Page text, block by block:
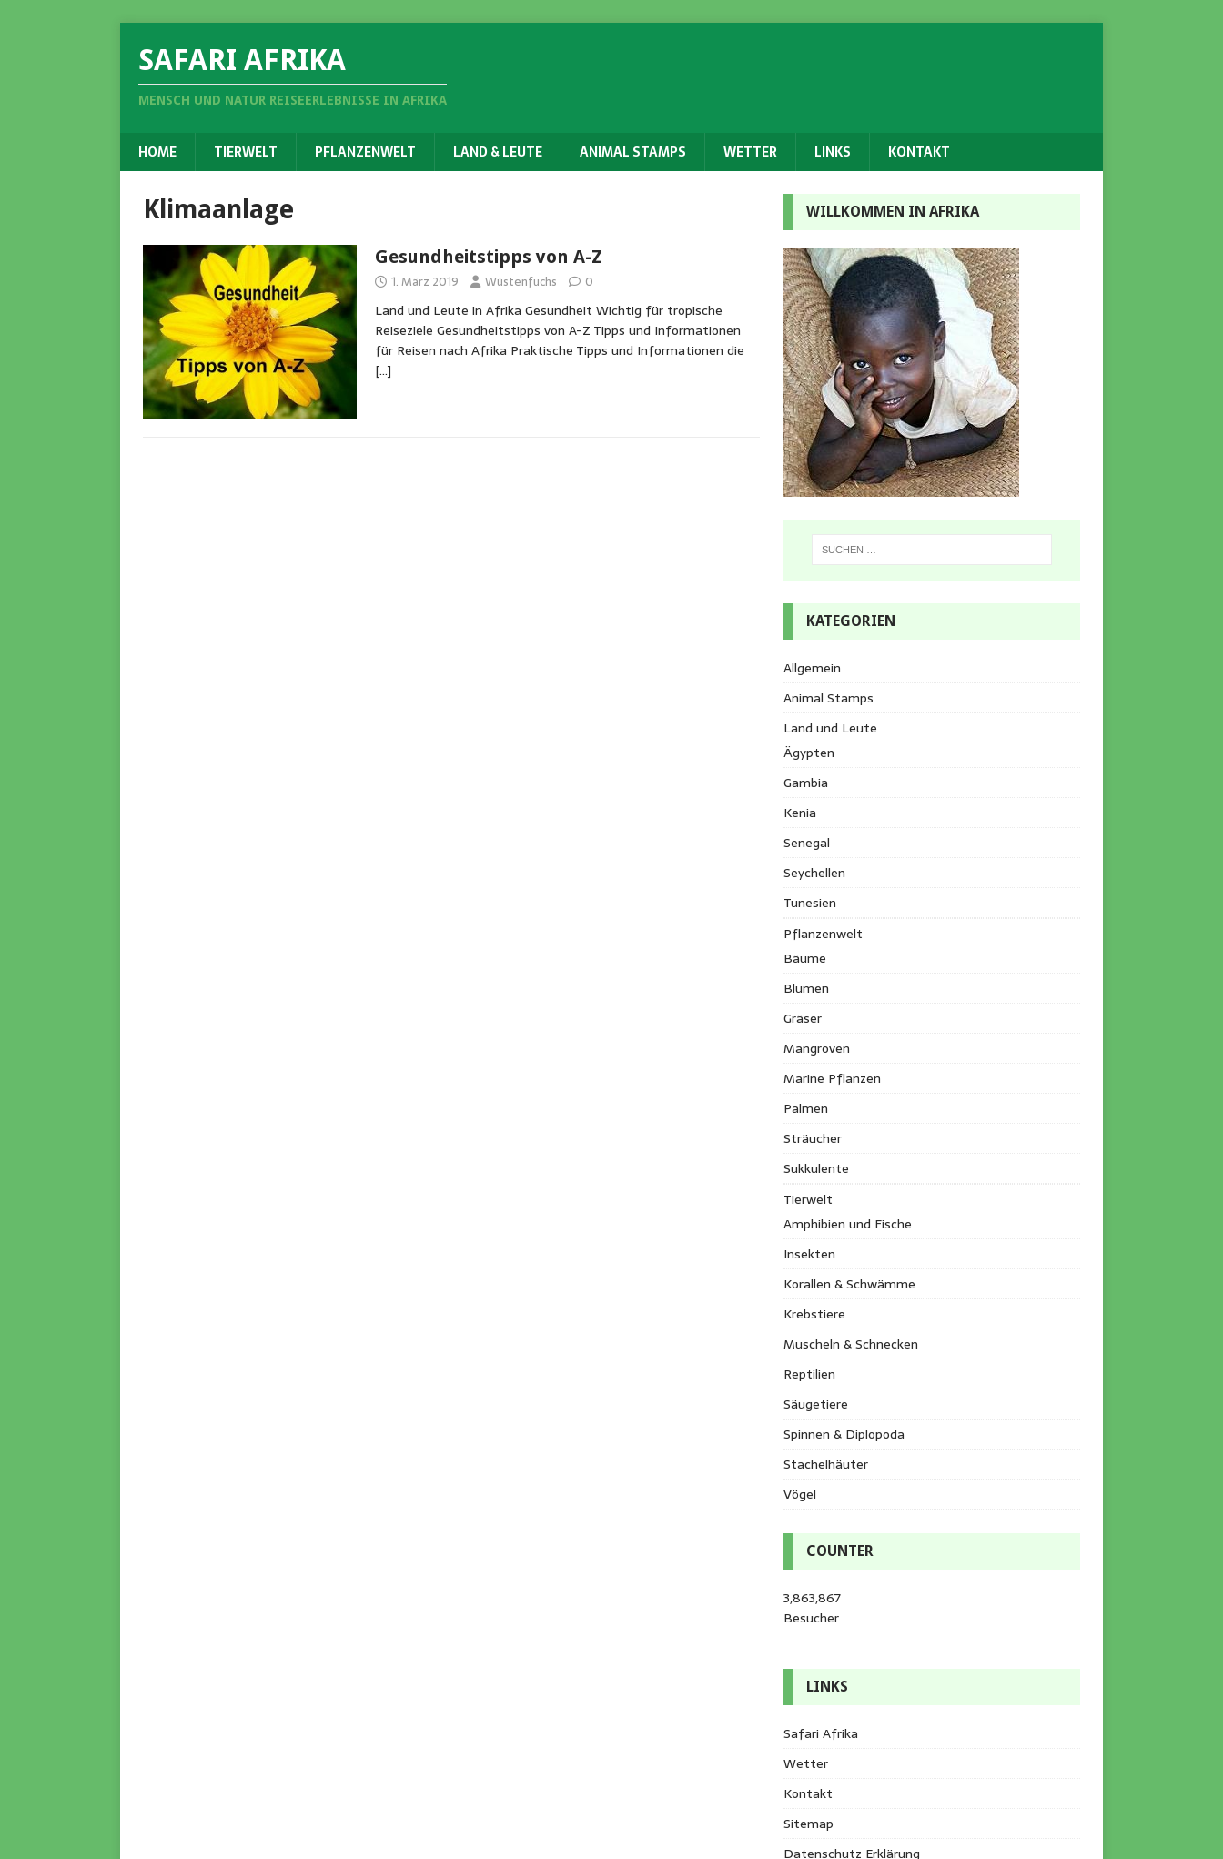
SAFARI AFRIKA
MENSCH UND NATUR REISEERLEBNISSE IN AFRIKA
HOME TIERWELT PFLANZENWELT LAND & LEUTE ANIMAL STAMPS WETTER LINKS KONTAKT
Klimaanlage
Gesundheitstipps von A-Z
1. März 2019 Wüstenfuchs 0
Land und Leute in Afrika Gesundheit Wichtig für tropische
Reiseziele Gesundheitstipps von A-Z Tipps und Informationen
für Reisen nach Afrika Praktische Tipps und Informationen die
[…]
WILLKOMMEN IN AFRIKA
KATEGORIEN
Allgemein
Animal Stamps
Land und Leute
Ägypten
Gambia
Kenia
Senegal
Seychellen
Tunesien
Pflanzenwelt
Bäume
Blumen
Gräser
Mangroven
Marine Pflanzen
Palmen
Sträucher
Sukkulente
Tierwelt
Amphibien und Fische
Insekten
Korallen & Schwämme
Krebstiere
Muscheln & Schnecken
Reptilien
Säugetiere
Spinnen & Diplopoda
Stachelhäuter
Vögel
COUNTER
3,863,867
Besucher
LINKS
Safari Afrika
Wetter
Kontakt
Sitemap
Datenschutz Erklärung